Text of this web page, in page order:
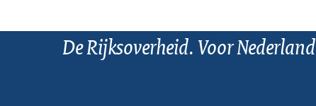
De Rijksoverheid. Voor Nederland